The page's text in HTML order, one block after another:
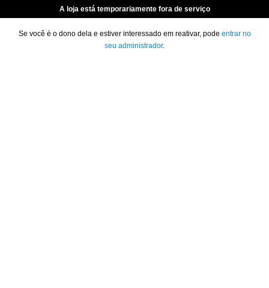
A loja está temporariamente fora de serviço
Se você é o dono dela e estiver interessado em reativar, pode entrar no
seu administrador.